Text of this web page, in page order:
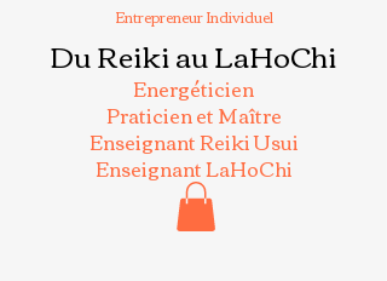
Entrepreneur Individuel
Du Reiki au LaHoChi
Energéticien
Praticien et Maître
Enseignant Reiki Usui
Enseignant LaHoChi